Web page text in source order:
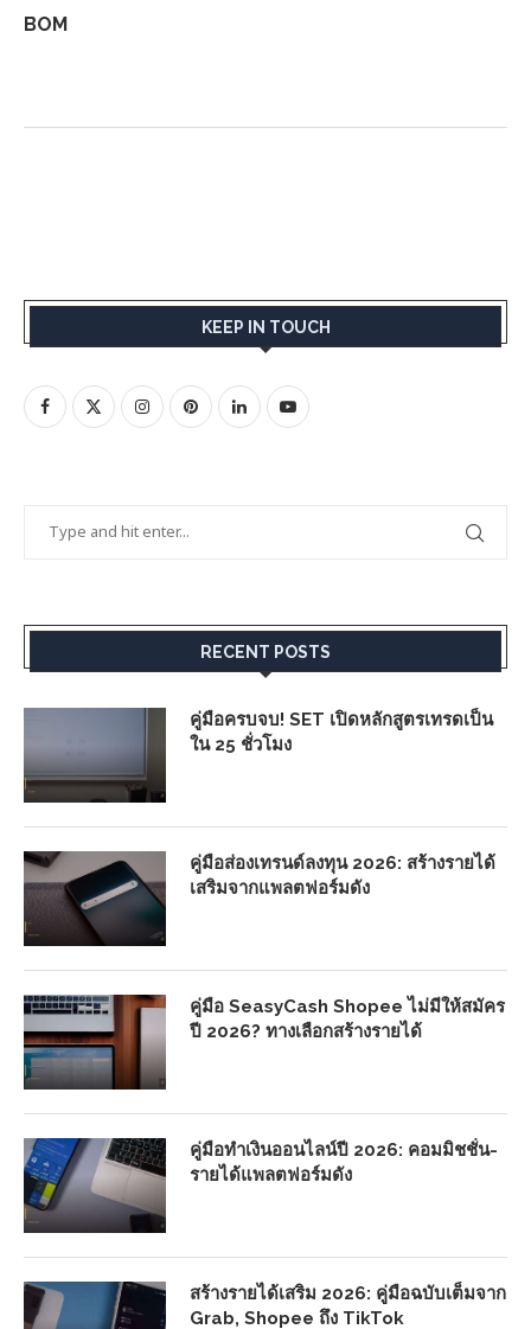
BOM
KEEP IN TOUCH
RECENT POSTS
คู่มือครบจบ! SET เปิดหลักสูตรเทรดเป็น
ใน 25 ชั่วโมง
คู่มือส่องเทรนด์ลงทุน 2026: สร้างรายได้
เสริมจากแพลตฟอร์มดัง
คู่มือ SeasyCash Shopee ไม่มีให้สมัคร
ปี 2026? ทางเลือกสร้างรายได้
คู่มือทำเงินออนไลน์ปี 2026: คอมมิชชั่น-
รายได้แพลตฟอร์มดัง
สร้างรายได้เสริม 2026: คู่มือฉบับเต็มจาก
Grab, Shopee ถึง TikTok